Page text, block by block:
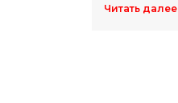
Читать далее